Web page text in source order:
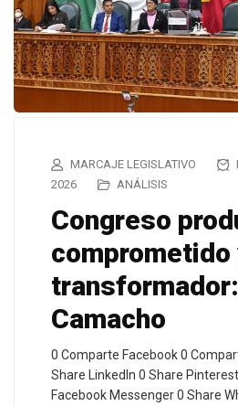
MARCAJE LEGISLATIVO
2026
ANÁLISIS
Congreso
comprometido
Camacho
0 Comparte Facebook 0
Share LinkedIn 0 Share
Facebook Messenger 0 Share